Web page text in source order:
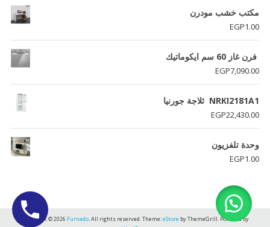
مكتب خشب مودرن
EGP1.00
فرن غاز 60 سم ايكوماتيك
EGP7,090.00
NRKI2181A1 ثلاجة جورنيا
EGP22,430.00
وحدة تلفزيون
EGP1.00
Copyright © 2026 Furnado. All rights reserved. Theme:eStore by ThemeGrill. Powered by